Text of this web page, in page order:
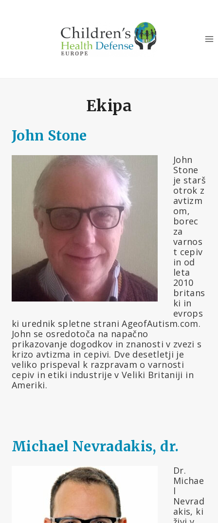
Ekipa
John Stone
John
Stone
je starš
otrok z
avtizm
om,
borec
za
varnos
t cepiv
in od
leta
2010
britans
ki in
evrops
ki urednik spletne strani AgeofAutism.com.
John se osredotoča na napačno
prikazovanje dogodkov in znanosti v zvezi s
krizo avtizma in cepivi. Dve desetletji je
veliko prispeval k razpravam o varnosti
cepiv in etiki industrije v Veliki Britaniji in
Ameriki.
Michael Nevradakis, dr.
Dr.
Michae
l
Nevrad
akis, ki